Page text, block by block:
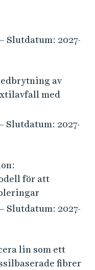
Slutdatum: 2027-
av
med
Slutdatum: 2027-
för att
Slutdatum: 2027-
lin som ett
fibrer